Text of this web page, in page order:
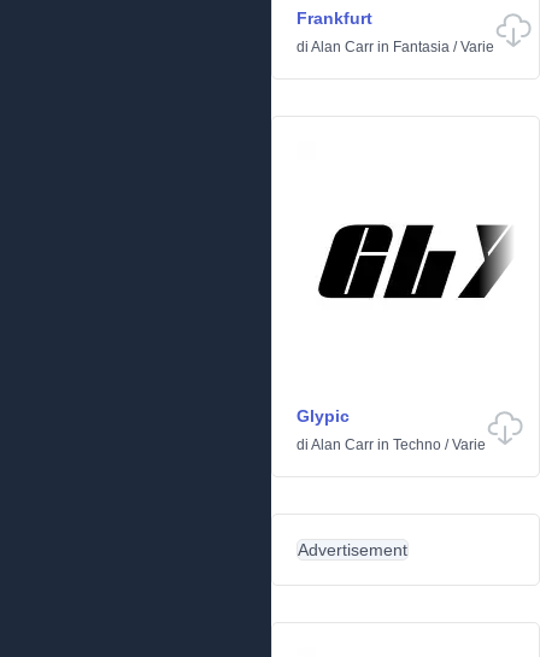
Frankfurt
di Alan Carr in Fantasia /Varie
Glypic
di Alan Carr in Techno /Varie
Advertisement